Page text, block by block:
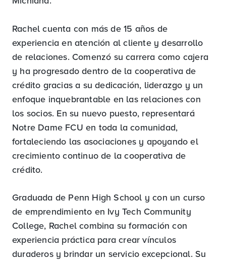
Rachel cuenta con más de 15 años de
experiencia en atención al cliente y desarrollo
de relaciones. Comenzó su carrera como cajera
y ha progresado dentro de la cooperativa de
crédito gracias a su dedicación, liderazgo y un
enfoque inquebrantable en las relaciones con
los socios. En su nuevo puesto, representará
Notre Dame FCU en toda la comunidad,
fortaleciendo las asociaciones y apoyando el
crecimiento continuo de la cooperativa de
crédito.
Graduada de Penn High School y con un curso
de emprendimiento en Ivy Tech Community
College, Rachel combina su formación con
experiencia práctica para crear vínculos
duraderos y brindar un servicio excepcional. Su